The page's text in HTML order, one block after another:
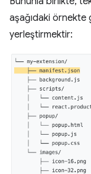
aşağıdaki örnekte
yerleştirmektir: